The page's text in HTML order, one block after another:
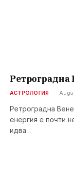
Ретроградна
АСТРОЛОГИЯ
Ретроградна
енергия е почти
идва…